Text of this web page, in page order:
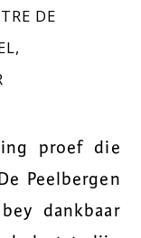
DE
,
proef die
Peelbergen
dankbaar